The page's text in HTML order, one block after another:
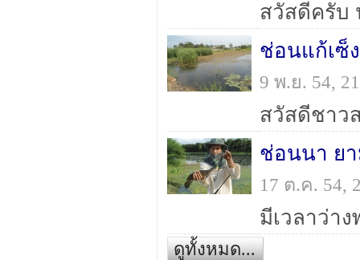
ช่อนแก้เซ็ง
9 พ.ย. 54,
ช่อนนา ยา
17 ต.ค. 54,
ดูทั้งหมด...